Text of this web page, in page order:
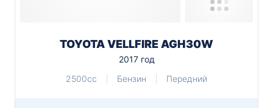
TOYOTA VELLFIRE AGH30W
2017 год
2500cc
Бензин Передний